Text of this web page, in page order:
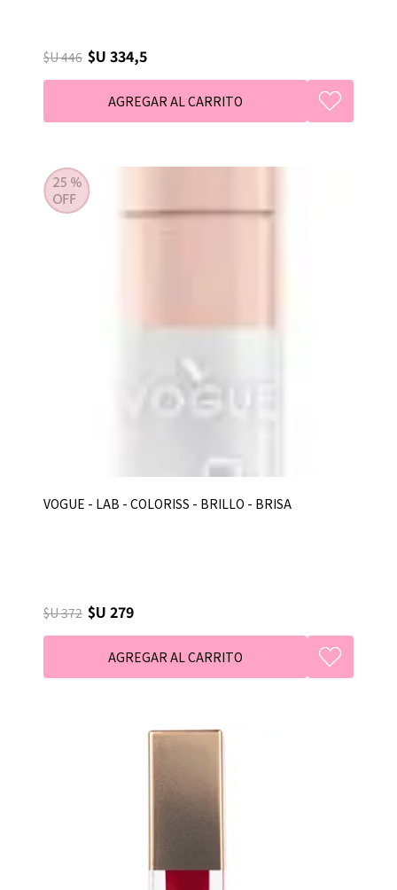
$U 446 $U 334,5
VOGUE - LAB - COLORISS - BRILLO - BRISA
$U 372 $U 279